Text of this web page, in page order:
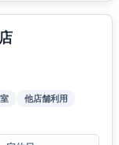
他店舗利用